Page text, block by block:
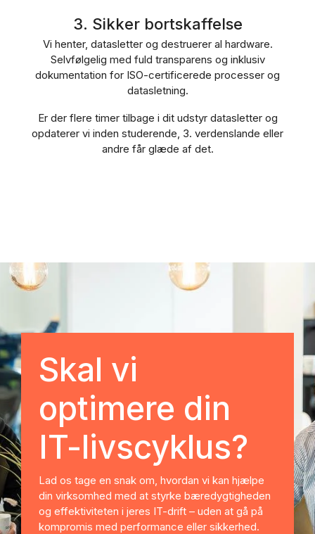
3. Sikker bortskaffelse
Vi henter, datasletter og destruerer al hardware.
Selvfølgelig med fuld transparens og inklusiv
dokumentation for ISO-certificerede processer og
datasletning.
Er der flere timer tilbage i dit udstyr datasletter og
opdaterer vi inden studerende, 3. verdenslande eller
andre får glæde af det.
Skal vi
optimere din
IT-livscyklus?
Lad os tage en snak om, hvordan vi kan hjælpe
din virksomhed med at styrke bæredygtigheden
og effektiviteten i jeres IT-drift – uden at gå på
kompromis med performance eller sikkerhed.